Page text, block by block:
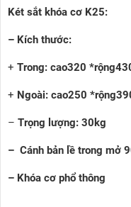
Két sắt khóa cơ K25:
– Kích thước:
+ Trong: cao320
+ Ngoài: cao250
– Trọng lượng: 30kg
– Cánh bản lề trong mở
– Khóa cơ phổ thông